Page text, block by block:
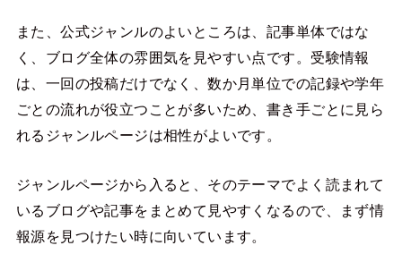
また、公式ジャンルのよいところは、記事単体ではな
く、ブログ全体の雰囲気を見やすい点です。受験情報
は、一回の投稿だけでなく、数か月単位での記録や学年
ごとの流れが役立つことが多いため、書き手ごとに見ら
れるジャンルページは相性がよいです。
ジャンルページから入ると、そのテーマでよく読まれて
いるブログや記事をまとめて見やすくなるので、まず情
報源を見つけたい時に向いています。